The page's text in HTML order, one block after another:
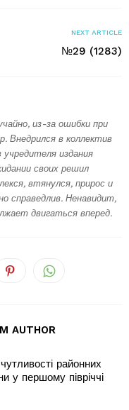
NEXT ARTICLE
№29 (1283)
из-за ошибки при
Внедрился в коллектив
учредителя издания
своих решил
втянулся, прирос и
справедлив. Ненавидит,
двигаться вперед.
AUTHOR
районних
у першому півріччі